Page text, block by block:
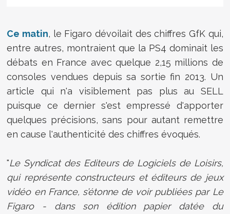
Ce matin, le Figaro dévoilait des chiffres GfK qui,
entre autres, montraient que la PS4 dominait les
débats en France avec quelque 2,15 millions de
consoles vendues depuis sa sortie fin 2013. Un
article qui n'a visiblement pas plus au SELL
puisque ce dernier s'est empressé d'apporter
quelques précisions, sans pour autant remettre
en cause l'authenticité des chiffres évoqués.
"Le Syndicat des Editeurs de Logiciels de Loisirs,
qui représente constructeurs et éditeurs de jeux
vidéo en France, s’étonne de voir publiées par Le
Figaro - dans son édition papier datée du